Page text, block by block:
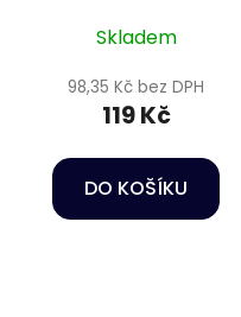
Skladem
98,35 Kč bez DPH
119 Kč
DO KOŠÍKU